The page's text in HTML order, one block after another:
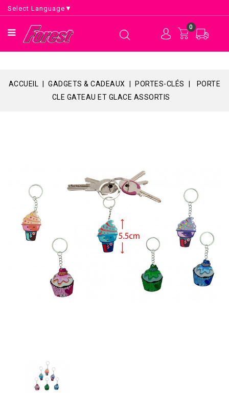
Select Language ▼
0
ACCUEIL GADGETS & CADEAUX PORTES-CLÉS
PORTE
CLE GATEAU ET GLACE ASSORTIS